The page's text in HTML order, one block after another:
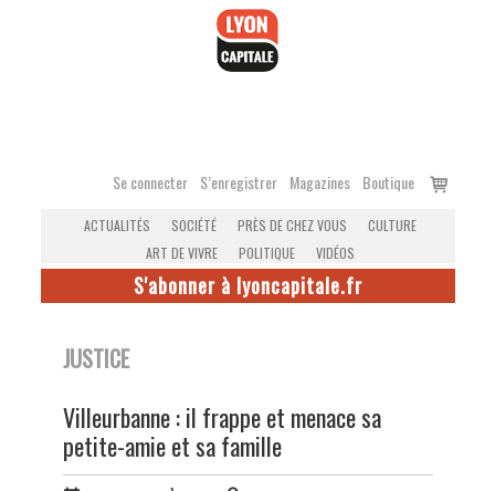
Se connecter S’enregistrer Magazines Boutique
Voir
ACTUALITÉS SOCIÉTÉ PRÈS DE CHEZ VOUS
CULTURE
ART DE VIVRE
POLITIQUE VIDÉOS
S'abonner à lyoncapitale.fr
JUSTICE
Villeurbanne : il frappe et menace sa
petite-amie et sa famille